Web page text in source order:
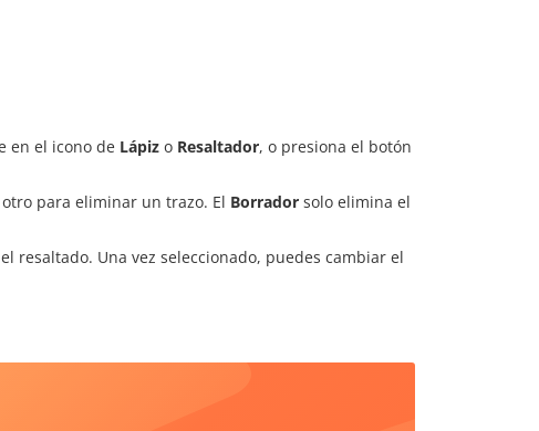
en el icono de Lápiz o Resaltador, o presiona el botón
para eliminar un trazo. El Borrador solo elimina el
resaltado. Una vez seleccionado, puedes cambiar el